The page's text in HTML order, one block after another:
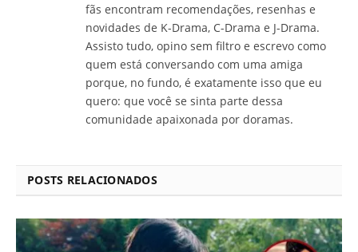
fãs encontram recomendações, resenhas e
novidades de K-Drama, C-Drama e J-Drama.
Assisto tudo, opino sem filtro e escrevo como
quem está conversando com uma amiga
porque, no fundo, é exatamente isso que eu
quero: que você se sinta parte dessa
comunidade apaixonada por doramas.
POSTS RELACIONADOS